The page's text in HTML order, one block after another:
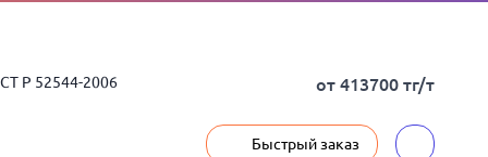
Р 52544-2006 от 413700 тг/т
Быстрый заказ